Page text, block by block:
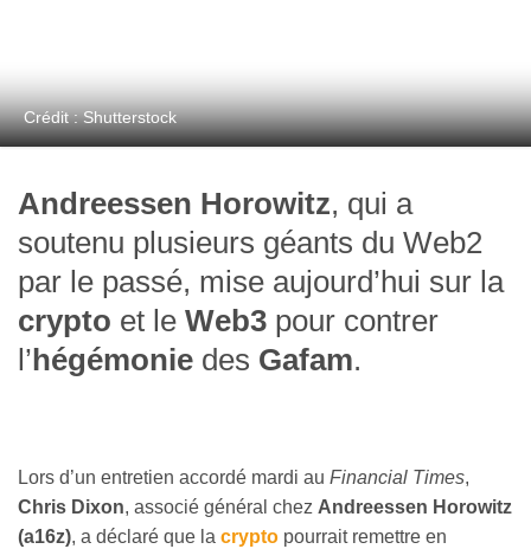
Crédit : Shutterstock
Andreessen Horowitz, qui a
soutenu plusieurs géants du Web2
par le passé, mise aujourd’hui sur la
crypto et le Web3 pour contrer
l’ hégémonie des Gafam.
Lors d’un entretien accordé mardi au Financial Times,
Chris Dixon, associé général chez Andreessen Horowitz
(a16z), a déclaré que la crypto pourrait remettre en